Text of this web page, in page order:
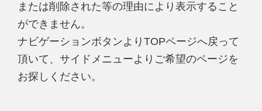
または削除された等の理由により表示すること
ができません。
ナビゲーションボタンよりTOPページへ戻って
頂いて、サイドメニューよりご希望のページを
お探しください。